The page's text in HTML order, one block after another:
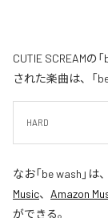
CUTIE SCREAMの
された楽曲は、「
HARD
なお「be wash 」は、
Music、 Amazon
ができる。